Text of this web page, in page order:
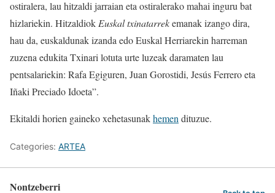
ostiralera, lau hitzaldi jarraian eta ostiralerako mahai inguru bat
hizlariekin. HitzaldiokEuskal txinatarrekemanak izango dira,
hau da, euskaldunak izanda edo Euskal Herriarekin harreman
zuzena edukita Txinari lotuta urte luzeak daramaten lau
pentsalariekin: Rafa Egiguren, Juan Gorostidi, Jesús Ferrero eta
Iñaki Preciado Idoeta”.
Ekitaldi horien gaineko xehetasunakhemendituzue.
Categories: ARTEA
Nontzeberri